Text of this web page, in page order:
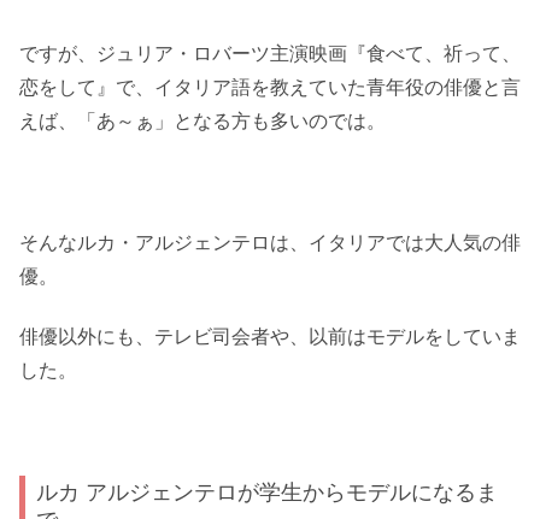
ですが、ジュリア・ロバーツ主演映画『食べて、祈って、
恋をして』で、イタリア語を教えていた青年役の俳優と言
えば、「あ～ぁ」となる方も多いのでは。
そんなルカ・アルジェンテロは、イタリアでは大人気の俳
優。
俳優以外にも、テレビ司会者や、以前はモデルをしていま
した。
ルカ アルジェンテロが学生からモデルになるま